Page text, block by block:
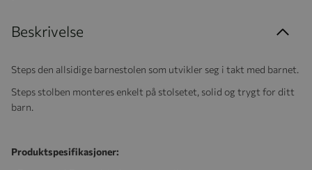
Beskrivelse
Steps den allsidige barnestolen som utvikler seg i takt med barnet.
Steps stolben monteres enkelt på stolsetet, solid og trygt for ditt
barn.
Produktspesifikasjoner: